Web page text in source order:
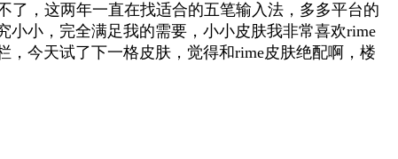
了，这两年一直在找适合的五笔输入法，多多平台的
小小，完全满足我的需要，小小皮肤我非常喜欢rime
，今天试了下一格皮肤，觉得和rime皮肤绝配啊，楼